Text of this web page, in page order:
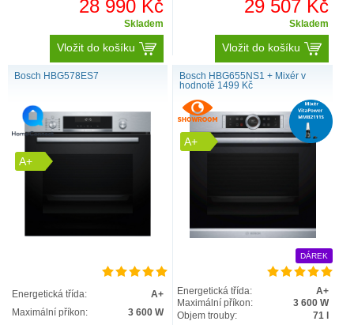
28 990 Kč
Skladem
Vložit do košíku
29 507 Kč
Skladem
Vložit do košíku
Bosch HBG578ES7
A+
Energetická třída:
A+
Maximální příkon:
3 600 W
Bosch HBG655NS1 + Mixér v
hodnotě 1499 Kč
A+
DÁREK
Energetická třída:
A+
Maximální příkon:
3 600 W
Objem trouby:
71 l